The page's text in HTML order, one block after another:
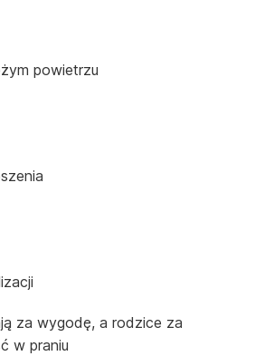
powietrzu
za wygodę, a rodzice za
w praniu